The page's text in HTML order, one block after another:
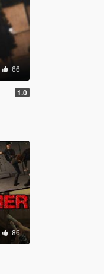
66
1.0
86